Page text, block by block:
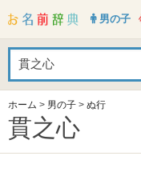
男の子
ホーム > 男の子 > ぬ行
貫之心